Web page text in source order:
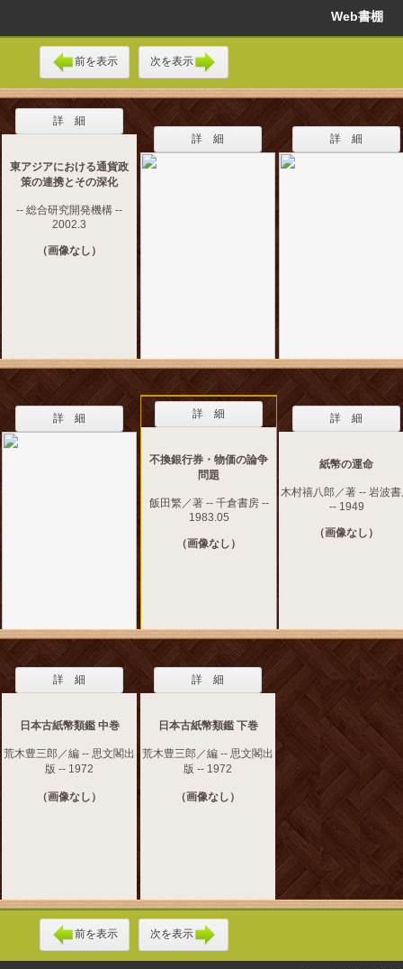
Web書棚
前を表示 次を表示
詳 細
東アジアにおける通貨政
策の連携とその深化
-- 総合研究開発機構 --
2002.3
（画像なし）
詳 細 詳 細
詳 細 詳 細
不換銀行券・物価の論争
問題
飯田繁／著 -- 千倉書房 --
1983.05
（画像なし）
詳 細
紙幣の運命
木村禧八郎／著 -- 岩波
-- 1949
（画像なし）
詳 細
日本古紙幣類鑑 中巻
荒木豊三郎／編 -- 思文閣出
版 -- 1972
（画像なし）
詳 細
日本古紙幣類鑑 下巻
荒木豊三郎／編 -- 思文閣出
版 -- 1972
（画像なし）
前を表示 次を表示